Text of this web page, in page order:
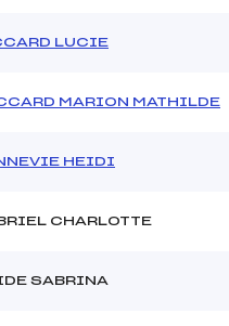
LUCIE
MARION MATHILDE
HEIDI
CHARLOTTE
SABRINA